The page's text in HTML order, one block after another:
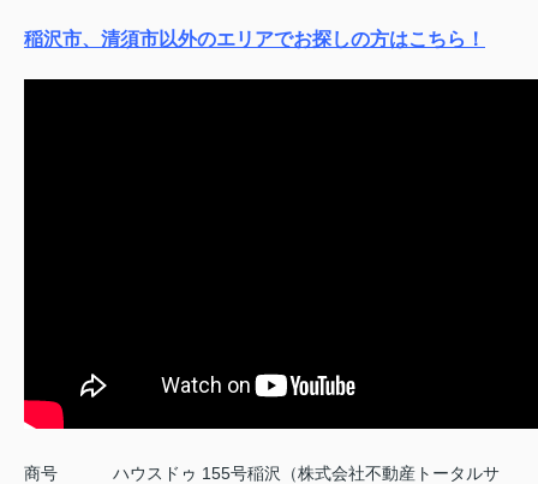
稲沢市、清須市以外のエリアでお探しの方はこちら！
商号
ハウスドゥ 155号稲沢（株式会社不動産トータルサ